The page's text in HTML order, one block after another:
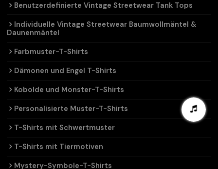
Benutzerdefinierte Vintage Streetwear Tank Tops
Individuelle Vintage Streetwear Baumwollmäntel &
Daunenmäntel
Farbmuster-T-Shirts
Dämonen und Engel T-Shirts
Kobolde und Monster-T-Shirts
Personalisierte Muster-T-Shirts
T-Shirts mit Schwertmuster
T-Shirts mit Tiermotiven
Mystery-Symbole-T-Shirts